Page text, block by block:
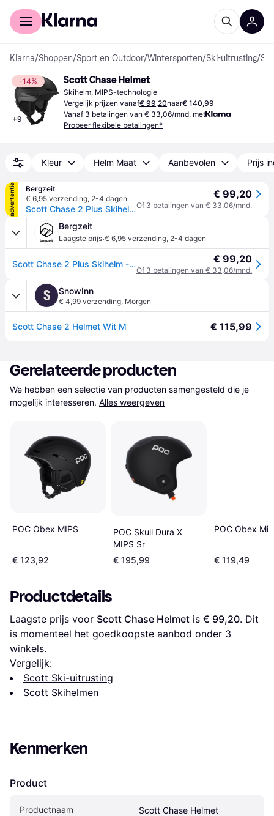
Voor shoppers
Klarna/Shoppen/Sport en Outdoor/Wintersporten/Ski-uitrusting/
-14%
+9
Scott Chase Helmet
Skihelm, MIPS-technologie
Vergelijk prijzen vanaf€ 99,20naar€ 140,99
Vanaf 3 betalingen van € 33,06/mnd. met
Probeer flexibele betalingen*
Kleur Helm Maat Aanbevolen Prijs
advertentie
Bergzeit
€ 6,95 verzending, 2-4 dagen
Scott Chase 2 Plus Skihelm - Wit - 51-55CM
€ 99,20
Of 3 betalingen van € 33,06/mnd.
Bergzeit
Laagste prijs·€ 6,95 verzending, 2-4 dagen
Scott Chase 2 Plus Skihelm - Wit - 51-55CM € 99,20
Of 3 betalingen van € 33,06/mnd.
S SnowInn
€ 4,99 verzending, Morgen
Scott Chase 2 Helmet Wit M € 115,99
Gerelateerde producten
We hebben een selectie van producten samengesteld die je
mogelijk interesseren. Alles weergeven
POC Obex MIPS
€ 123,92
POC Skull Dura X
MIPS Sr
€ 195,99
POC Obex
€ 119,49
Productdetails
Laagste prijs voor Scott Chase Helmet is € 99,20. Dit
is momenteel het goedkoopste aanbod onder 3
winkels.
Vergelijk:
Scott Ski-uitrusting
Scott Skihelmen
Kenmerken
Product
Productnaam Scott Chase Helmet